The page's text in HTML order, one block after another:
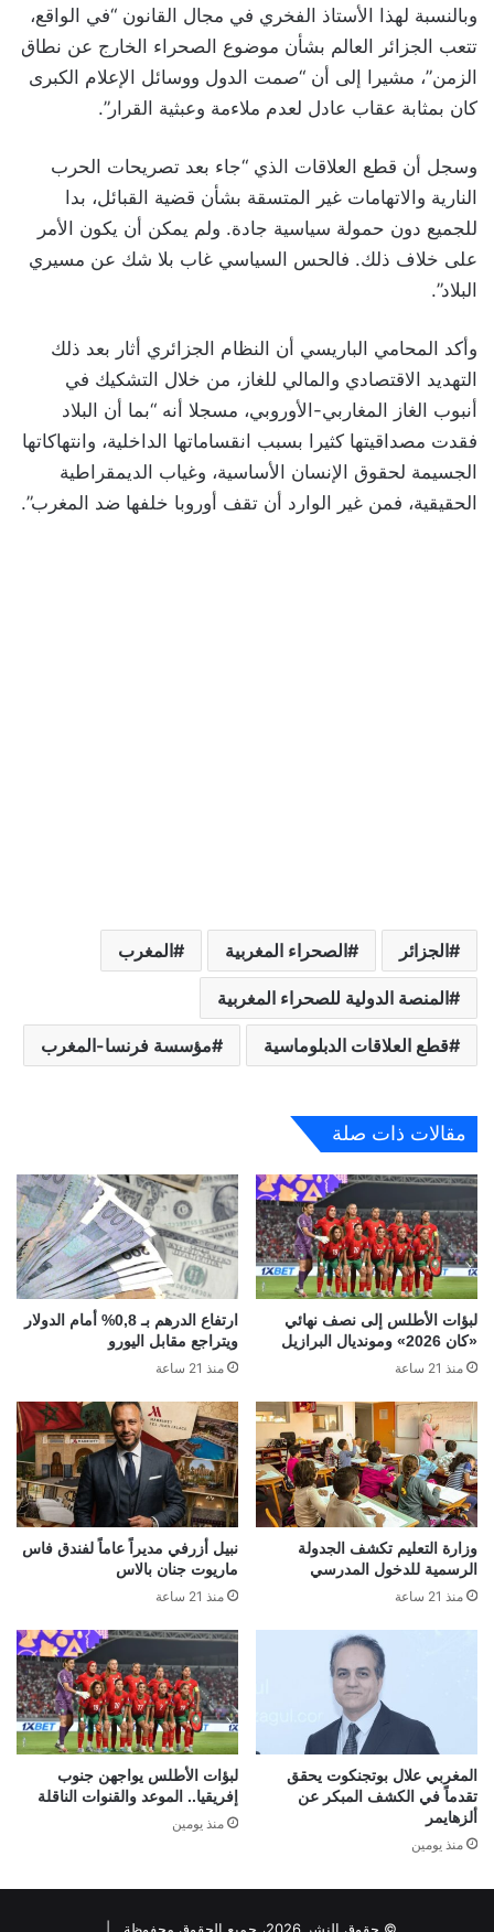
وبالنسبة لهذا الأستاذ الفخري في مجال القانون “في الواقع،
تتعب الجزائر العالم بشأن موضوع الصحراء الخارج عن نطاق
الزمن”، مشيرا إلى أن “صمت الدول ووسائل الإعلام الكبرى
كان بمثابة عقاب عادل لعدم ملاءمة وعبثية القرار”.
وسجل أن قطع العلاقات الذي “جاء بعد تصريحات الحرب
النارية والاتهامات غير المتسقة بشأن قضية القبائل، بدا
للجميع دون حمولة سياسية جادة. ولم يمكن أن يكون الأمر
على خلاف ذلك. فالحس السياسي غاب بلا شك عن مسيري
البلاد”.
وأكد المحامي الباريسي أن النظام الجزائري أثار بعد ذلك
التهديد الاقتصادي والمالي للغاز، من خلال التشكيك في
أنبوب الغاز المغاربي-الأوروبي، مسجلا أنه “بما أن البلاد
فقدت مصداقيتها كثيرا بسبب انقساماتها الداخلية، وانتهاكاتها
الجسيمة لحقوق الإنسان الأساسية، وغياب الديمقراطية
الحقيقية، فمن غير الوارد أن تقف أوروبا خلفها ضد المغرب”.
الجزائر الصحراء المغربية المغرب
المنصة الدولية للصحراء المغربية
قطع العلاقات الدبلوماسية مؤسسة فرنسا-المغرب
مقالات ذات صلة
لبؤات الأطلس إلى نصف نهائي
«كان 2026» ومونديال البرازيل
منذ 21 ساعة
ارتفاع الدرهم بـ 0,8% أمام الدولار
ويتراجع مقابل اليورو
منذ 21 ساعة
وزارة التعليم تكشف الجدولة
الرسمية للدخول المدرسي
منذ 21 ساعة
نبيل أزرفي مديراً عاماً لفندق فاس
ماريوت جنان بالاس
منذ 21 ساعة
المغربي علال بوتجنكوت يحقق
تقدماً في الكشف المبكر عن
ألزهايمر
منذ يومين
لبؤات الأطلس يواجهن جنوب
إفريقيا.. الموعد والقنوات الناقلة
منذ يومين